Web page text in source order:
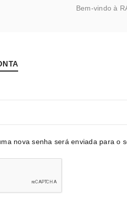
Bem-vindo à
nova senha será enviada para o